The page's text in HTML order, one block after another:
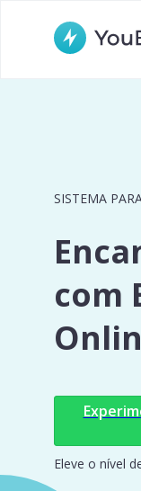
SISTEMA
com
Eleve o nível